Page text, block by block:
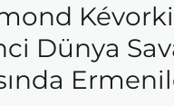
Dünya